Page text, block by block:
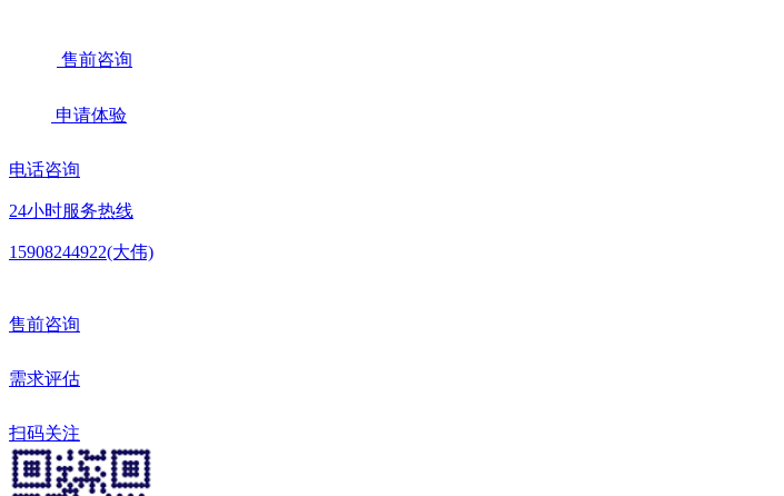
售前咨询
申请体验
电话咨询
24小时服务热线
15908244922(大伟)
售前咨询
需求评估
扫码关注